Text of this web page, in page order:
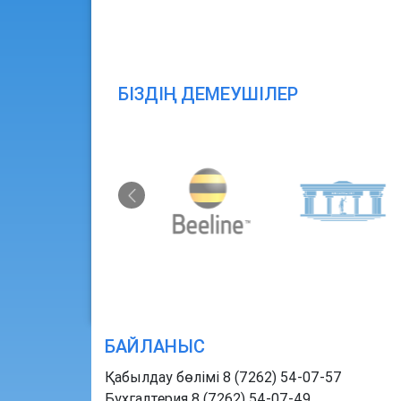
БІЗДІҢ ДЕМЕУШІЛЕР
БАЙЛАНЫС
Қабылдау бөлімі 8 (7262) 54-07-57